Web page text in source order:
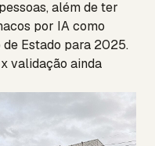
além de ter
por IA como
Estado para 2025.
validação ainda